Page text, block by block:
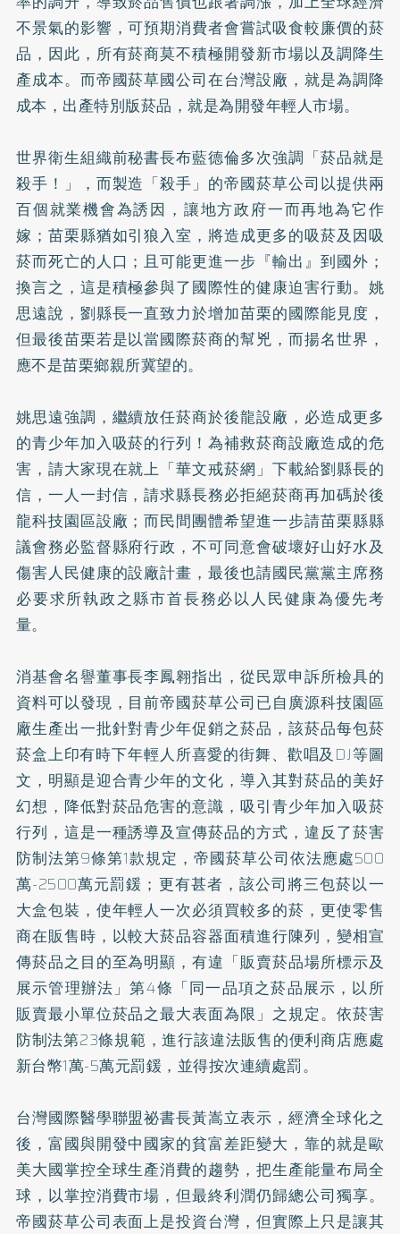
不景氣的影響，可預期消費者會嘗試吸食較廉價的菸
品，因此，所有菸商莫不積極開發新市場以及調降生
產成本。而帝國菸草國公司在台灣設廠，就是為調降
成本，出產特別版菸品，就是為開發年輕人市場。
世界衛生組織前秘書長布藍德倫多次強調「菸品就是
殺手！」，而製造「殺手」的帝國菸草公司以提供兩
百個就業機會為誘因，讓地方政府一而再地為它作
嫁；苗栗縣猶如引狼入室，將造成更多的吸菸及因吸
菸而死亡的人口；且可能更進一步『輸出』到國外；
換言之，這是積極參與了國際性的健康迫害行動。姚
思遠說，劉縣長一直致力於增加苗栗的國際能見度，
但最後苗栗若是以當國際菸商的幫兇，而揚名世界，
應不是苗栗鄉親所冀望的。
姚思遠強調，繼續放任菸商於後龍設廠，必造成更多
的青少年加入吸菸的行列！為補救菸商設廠造成的危
害，請大家現在就上「華文戒菸網」下載給劉縣長的
信，一人一封信，請求縣長務必拒絕菸商再加碼於後
龍科技園區設廠；而民間團體希望進一步請苗栗縣縣
議會務必監督縣府行政，不可同意會破壞好山好水及
傷害人民健康的設廠計畫，最後也請國民黨黨主席務
必要求所執政之縣市首長務必以人民健康為優先考
量。
消基會名譽董事長李鳳翱指出，從民眾申訴所檢具的
資料可以發現，目前帝國菸草公司已自廣源科技園區
廠生產出一批針對青少年促銷之菸品，該菸品每包菸
菸盒上印有時下年輕人所喜愛的街舞、歡唱及DJ等圖
文，明顯是迎合青少年的文化，導入其對菸品的美好
幻想，降低對菸品危害的意識，吸引青少年加入吸菸
行列，這是一種誘導及宣傳菸品的方式，違反了菸害
防制法第9條第1款規定，帝國菸草公司依法應處500
萬-2500萬元罰鍰；更有甚者，該公司將三包菸以一
大盒包裝，使年輕人一次必須買較多的菸，更使零售
商在販售時，以較大菸品容器面積進行陳列，變相宣
傳菸品之目的至為明顯，有違「販賣菸品場所標示及
展示管理辦法」第4條「同一品項之菸品展示，以所
販賣最小單位菸品之最大表面為限」之規定。依菸害
防制法第23條規範，進行該違法販售的便利商店應處
新台幣1萬-5萬元罰鍰，並得按次連續處罰。
台灣國際醫學聯盟祕書長黃嵩立表示，經濟全球化之
後，富國與開發中國家的貧富差距變大，靠的就是歐
美大國掌控全球生產消費的趨勢，把生產能量布局全
球，以掌控消費市場，但最終利潤仍歸總公司獨享。
帝國菸草公司表面上是投資台灣，但實際上只是讓其